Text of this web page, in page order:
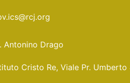
Antonino Drago
Cristo Re, Viale Pr. Umberto